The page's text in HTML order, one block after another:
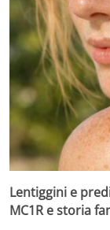
Lentiggini e
MC1R e storia